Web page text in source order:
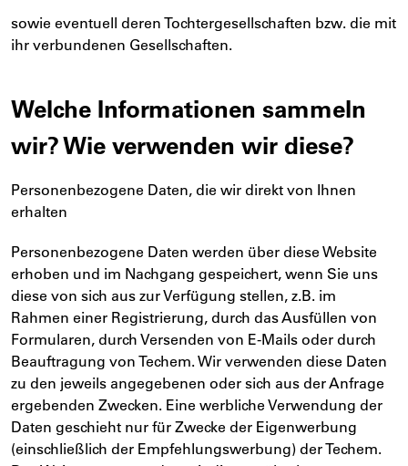
sowie eventuell deren Tochtergesellschaften bzw. die mit
ihr verbundenen Gesellschaften.
Welche Informationen sammeln
wir? Wie verwenden wir diese?
Personenbezogene Daten, die wir direkt von Ihnen
erhalten
Personenbezogene Daten werden über diese Website
erhoben und im Nachgang gespeichert, wenn Sie uns
diese von sich aus zur Verfügung stellen, z.B. im
Rahmen einer Registrierung, durch das Ausfüllen von
Formularen, durch Versenden von E-Mails oder durch
Beauftragung von Techem. Wir verwenden diese Daten
zu den jeweils angegebenen oder sich aus der Anfrage
ergebenden Zwecken. Eine werbliche Verwendung der
Daten geschieht nur für Zwecke der Eigenwerbung
(einschließlich der Empfehlungswerbung) der Techem.